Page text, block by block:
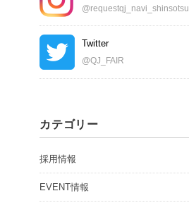
@requestqj_navi_shinsotsu
Twitter
@QJ_FAIR
カテゴリー
採用情報
EVENT情報